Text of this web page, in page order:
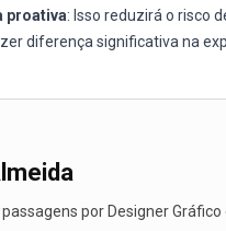
proativa: Isso reduzirá o risco
diferença significativa na
por Designer